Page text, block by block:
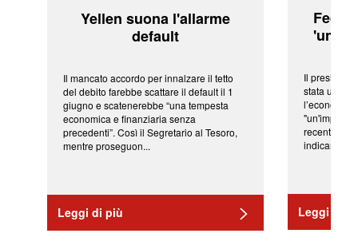
Yellen suona l'allarme
default
Il mancato accordo per innalzare il tetto
del debito farebbe scattare il default il 1
giugno e scatenerebbe “una tempesta
economica e finanziaria senza
precedenti”. Così il Segretario al Tesoro,
mentre proseguon...
Leggi di più
Fed:
'una
Il
stata una
l’economia
recenti
indicano
Leggi di